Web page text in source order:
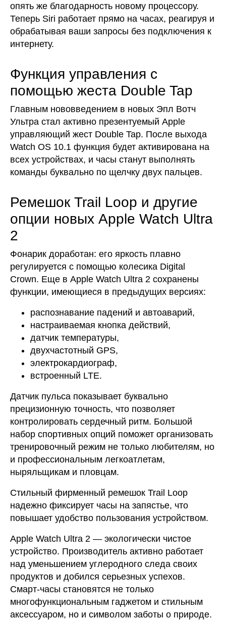
опять же благодарность новому процессору.
Теперь Siri работает прямо на часах, реагируя и
обрабатывая ваши запросы без подключения к
интернету.
Функция управления с
помощью жеста Double Tap
Главным нововведением в новых Эпл Вотч
Ультра стал активно презентуемый Apple
управляющий жест Double Tap. После выхода
Watch OS 10.1 функция будет активирована на
всех устройствах, и часы станут выполнять
команды буквально по щелчку двух пальцев.
Ремешок Trail Loop и другие
опции новых Apple Watch Ultra
2
Фонарик доработан: его яркость плавно
регулируется с помощью колесика Digital
Crown. Еще в Apple Watch Ultra 2 сохранены
функции, имеющиеся в предыдущих версиях:
распознавание падений и автоаварий,
настраиваемая кнопка действий,
датчик температуры,
двухчастотный GPS,
электрокардиограф,
встроенный LTE.
Датчик пульса показывает буквально
прецизионную точность, что позволяет
контролировать сердечный ритм. Большой
набор спортивных опций поможет организовать
тренировочный режим не только любителям, но
и профессиональным легкоатлетам,
ныряльщикам и пловцам.
Стильный фирменный ремешок Trail Loop
надежно фиксирует часы на запястье, что
повышает удобство пользования устройством.
Apple Watch Ultra 2 — экологически чистое
устройство. Производитель активно работает
над уменьшением углеродного следа своих
продуктов и добился серьезных успехов.
Смарт-часы становятся не только
многофункциональным гаджетом и стильным
аксессуаром, но и символом заботы о природе.